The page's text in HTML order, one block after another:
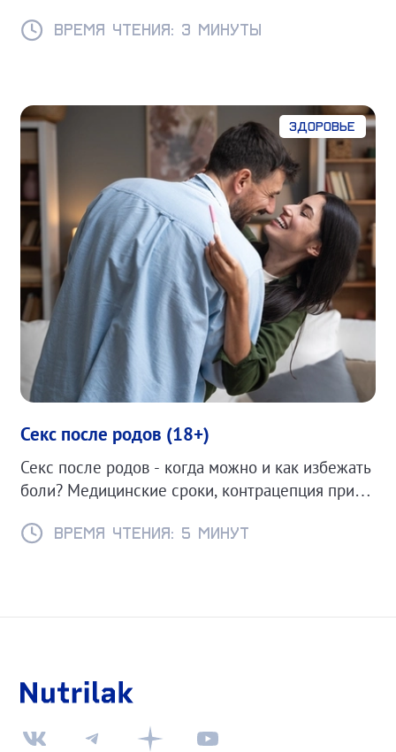
Время чтения: 3 минуты
Здоровье
Секс после родов (18+)
Секс после родов - когда можно и как избежать
боли? Медицинские сроки, контрацепция при
интимной жизни.
Время чтения: 5 минут